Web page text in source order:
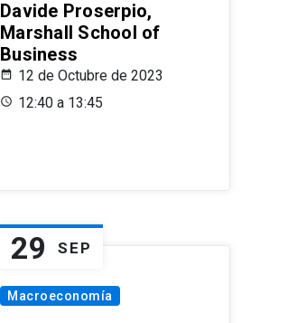
Davide Proserpio,
Marshall School of
Business
12 de Octubre de 2023
12:40 a 13:45
29 SEP
Macroeconomía